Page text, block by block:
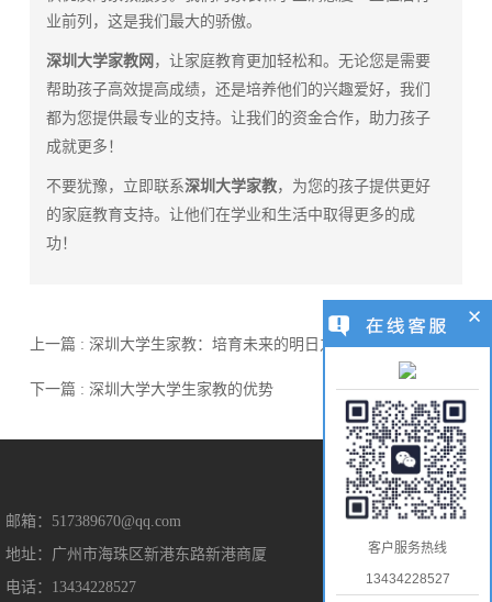
业前列，这是我们最大的骄傲。
深圳大学家教网 ，让家庭教育更加轻松和。无论您是需要
帮助孩子高效提高成绩，还是培养他们的兴趣爱好，我们
都为您提供最专业的支持。让我们的资金合作，助力孩子
成就更多！
不要犹豫，立即联系深圳大学家教，为您的孩子提供更好
的家庭教育支持。让他们在学业和生活中取得更多的成
功！
上一篇 : 深圳大学生家教：培育未来的明日之星
下一篇 : 深圳大学大学生家教的优势
邮箱：517389670@qq.com
地址：广州市海珠区新港东路新港商厦
电话：13434228527
售后保障
售后服务
隐私保护
客户服务热线
13434228527